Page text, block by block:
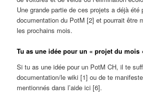
Une grande partie de ces projets a déjà été
documentation du PotM [2] et pourrait être
les prochains mois.
Tu as une idée pour un « projet du mois
Si tu as une idée pour un PotM CH, il te
documentation/le wiki [1] ou de te
mentionnés dans l’aide ici [6].